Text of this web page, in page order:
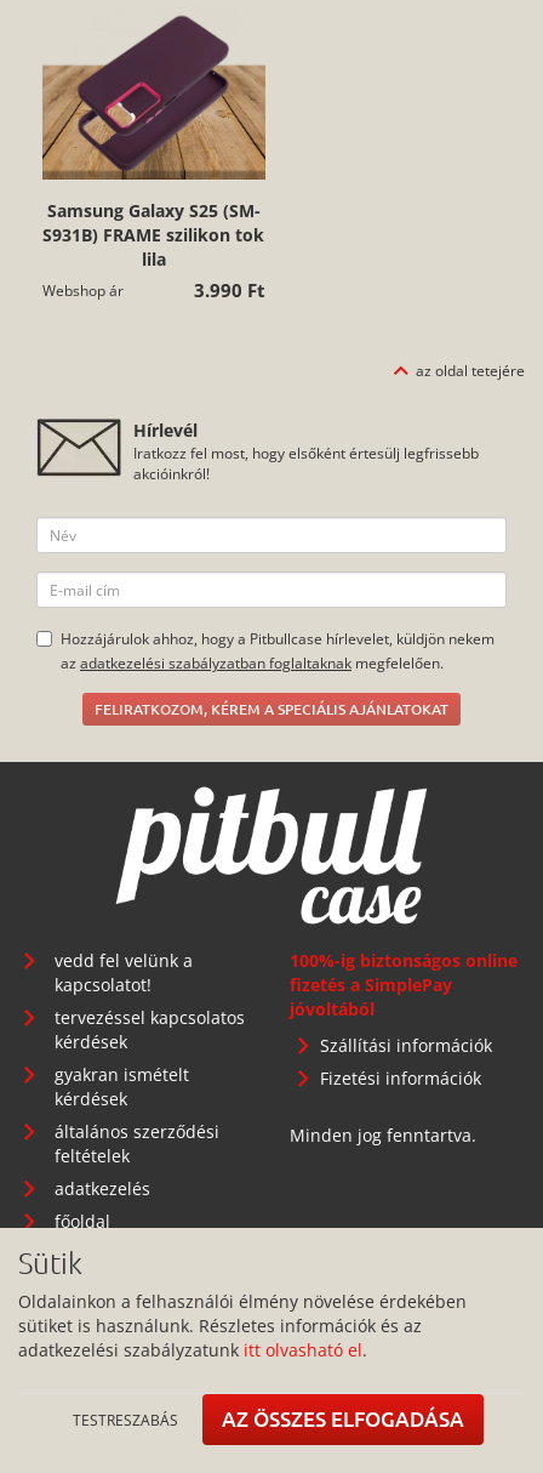
Samsung Galaxy S25 (SM-
S931B) FRAME szilikon tok
lila
Webshop ár 3.990 Ft
az oldal tetejére
Hírlevél
Iratkozz fel most, hogy elsőként értesülj legfrissebb
akcióinkról!
Hozzájárulok ahhoz, hogy a Pitbullcase hírlevelet, küldjön nekem
az adatkezelési szabályzatban foglaltaknak megfelelően.
FELIRATKOZOM, KÉREM A SPECIÁLIS AJÁNLATOKAT
vedd fel velünk a
kapcsolatot!
tervezéssel kapcsolatos
kérdések
gyakran ismételt
kérdések
általános szerződési
feltételek
adatkezelés
főoldal
100%-ig biztonságos online
fizetés a SimplePay
jóvoltából
Szállítási információk
Fizetési információk
Minden jog fenntartva.
Telephely: 1134 Budapest, Angyalföldi út 25.
info@pitbullcase.hu
+36706364305
Sütik
Oldalainkon a felhasználói élmény növelése érdekében
sütiket is használunk. Részletes információk és az
adatkezelési szabályzatunk itt olvasható el.
TESTRESZABÁS AZ ÖSSZES ELFOGADÁSA